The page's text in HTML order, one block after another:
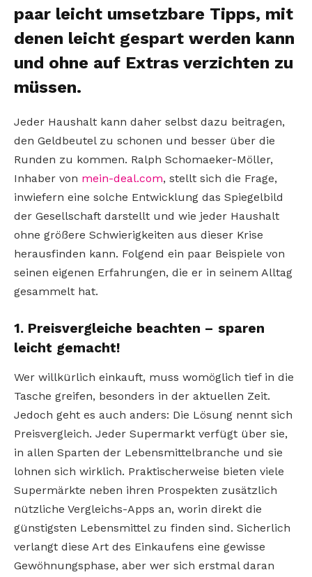
paar leicht umsetzbare Tipps, mit
denen leicht gespart werden kann
und ohne auf Extras verzichten zu
müssen.
Jeder Haushalt kann daher selbst dazu beitragen,
den Geldbeutel zu schonen und besser über die
Runden zu kommen. Ralph Schomaeker-Möller,
Inhaber von mein-deal.com, stellt sich die Frage,
inwiefern eine solche Entwicklung das Spiegelbild
der Gesellschaft darstellt und wie jeder Haushalt
ohne größere Schwierigkeiten aus dieser Krise
herausfinden kann. Folgend ein paar Beispiele von
seinen eigenen Erfahrungen, die er in seinem Alltag
gesammelt hat.
1. Preisvergleiche beachten – sparen
leicht gemacht!
Wer willkürlich einkauft, muss womöglich tief in die
Tasche greifen, besonders in der aktuellen Zeit.
Jedoch geht es auch anders: Die Lösung nennt sich
Preisvergleich. Jeder Supermarkt verfügt über sie,
in allen Sparten der Lebensmittelbranche und sie
lohnen sich wirklich. Praktischerweise bieten viele
Supermärkte neben ihren Prospekten zusätzlich
nützliche Vergleichs-Apps an, worin direkt die
günstigsten Lebensmittel zu finden sind. Sicherlich
verlangt diese Art des Einkaufens eine gewisse
Gewöhnungsphase, aber wer sich erstmal daran